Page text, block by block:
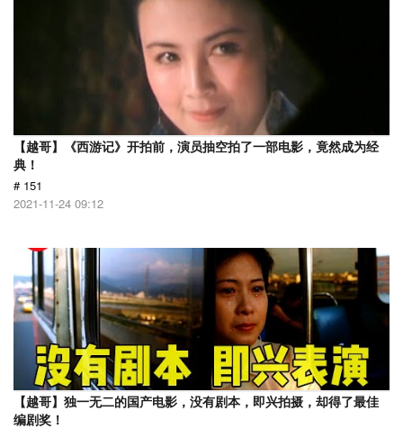
【越哥】《西游记》开拍前，演员抽空拍了一部电影，竟然成为经
典！
# 151
2021-11-24 09:12
【越哥】独一无二的国产电影，没有剧本，即兴拍摄，却得了最佳
编剧奖！